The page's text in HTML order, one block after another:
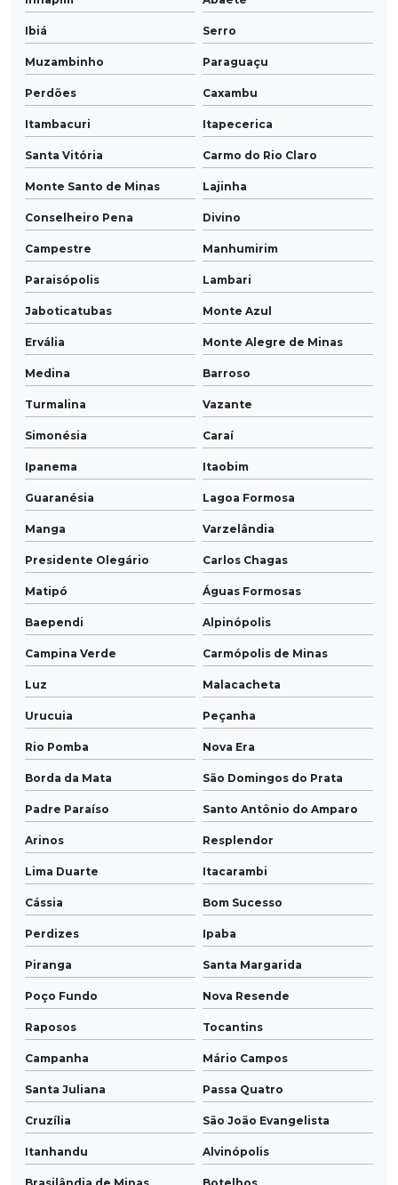
Ibiá Serro
Muzambinho Paraguaçu
Perdões Caxambu
Itambacuri Itapecerica
Santa Vitória Carmo do Rio Claro
Monte Santo de Minas Lajinha
Conselheiro Pena Divino
Campestre Manhumirim
Paraisópolis Lambari
Jaboticatubas Monte Azul
Ervália Monte Alegre de Minas
Medina Barroso
Turmalina Vazante
Simonésia Caraí
Ipanema Itaobim
Guaranésia Lagoa Formosa
Manga Varzelândia
Presidente Olegário Carlos Chagas
Matipó Águas Formosas
Baependi Alpinópolis
Campina Verde Carmópolis de Minas
Luz Malacacheta
Urucuia Peçanha
Rio Pomba Nova Era
Borda da Mata São Domingos do Prata
Padre Paraíso Santo Antônio do Amparo
Arinos Resplendor
Lima Duarte Itacarambi
Cássia Bom Sucesso
Perdizes Ipaba
Piranga Santa Margarida
Poço Fundo Nova Resende
Raposos Tocantins
Campanha Mário Campos
Santa Juliana Passa Quatro
Cruzília São João Evangelista
Itanhandu Alvinópolis